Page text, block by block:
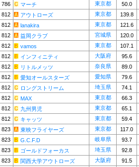
786
マーチ 東京都 50.0
812
アウトローズ 東京都 139.8
812
lanakira 東京都 121.6
812
益岡クラブ 宮城県 120.0
812
vamos 東京都 107.1
812
インフィニティ 大阪府 95.6
812
リトルメッツ 奈良県 89.0
812
愛知オールスターズ 愛知県 79.6
812
ロングストリーム 埼玉県 74.1
812
MAX 東京都 66.3
812
九州男児 東京都 65.1
812
キャッツ 東京都 59.4
823
東映フライヤーズ 東京都 117.0
823
G.C.F.D 岐阜県 93.7
823
ゴールドフォーカス 埼玉県 92.8
823
関西大学アウトローズ 大阪府 91.5